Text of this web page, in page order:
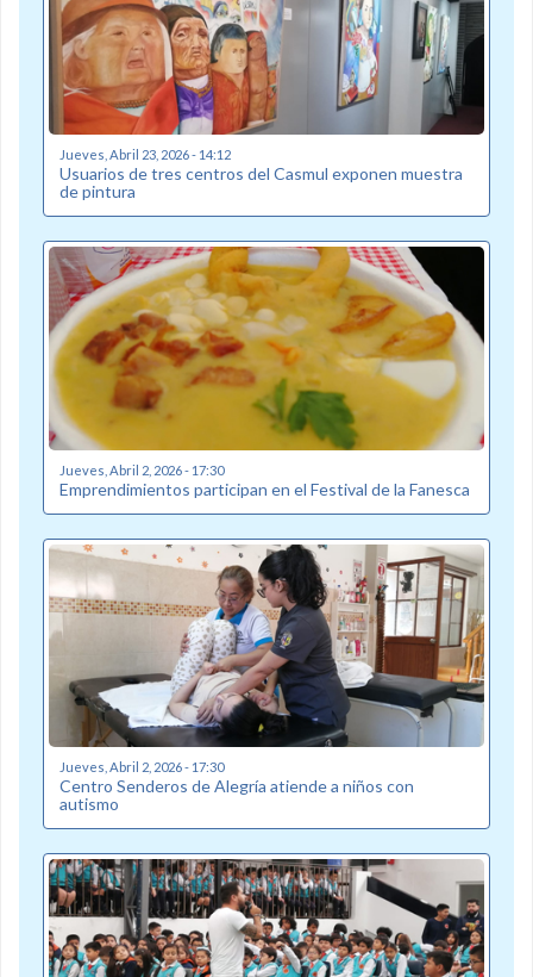
Jueves, Abril 23, 2026 - 14:12
Usuarios de tres centros del Casmul exponen muestra
de pintura
Jueves, Abril 2, 2026 - 17:30
Emprendimientos participan en el Festival de la Fanesca
Jueves, Abril 2, 2026 - 17:30
Centro Senderos de Alegría atiende a niños con
autismo